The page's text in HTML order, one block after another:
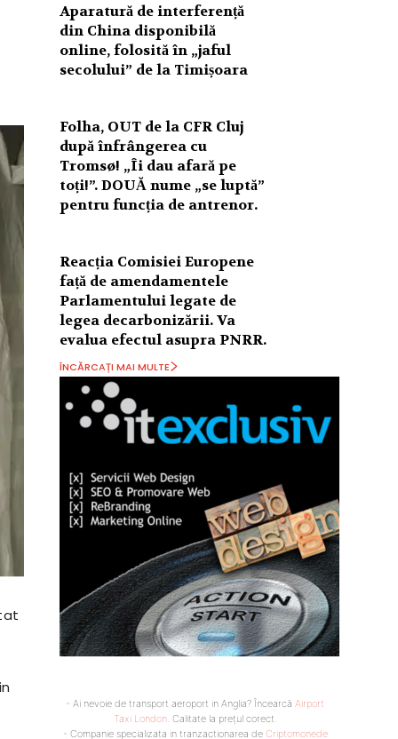
Aparatură de interferență
din China disponibilă
online, folosită în „jaful
secolului” de la Timișoara
Folha, OUT de la CFR Cluj
după înfrângerea cu
Tromsø! „Îi dau afară pe
toți!”. DOUĂ nume „se luptă”
pentru funcția de antrenor.
Reacția Comisiei Europene
față de amendamentele
Parlamentului legate de
legea decarbonizării. Va
evalua efectul asupra PNRR.
ÎNCĂRCAȚI MAI MULTE
- Ai nevoie de transport aeroport in Anglia? Încearcă Airport
Taxi London. Calitate la prețul corect.
- Companie specializata in tranzactionarea de Criptomonede